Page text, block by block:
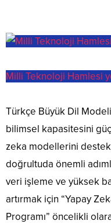
Milli Teknoloji Hamlesi
Türkçe Büyük Dil
bilimsel kapasitesini
zeka modellerini
doğrultuda önemli
veri işleme ve yüksek
artırmak için “Yapay
Programı” öncelikli